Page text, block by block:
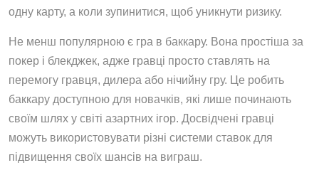
одну карту, а коли зупинитися, щоб уникнути ризику.
Не менш популярною є гра в баккару. Вона простіша за
покер і блекджек, адже гравці просто ставлять на
перемогу гравця, дилера або нічийну гру. Це робить
баккару доступною для новачків, які лише починають
своїм шлях у світі азартних ігор. Досвідчені гравці
можуть використовувати різні системи ставок для
підвищення своїх шансів на виграш.